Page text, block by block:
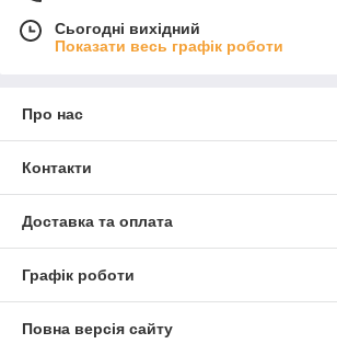
Сьогодні вихідний
Показати весь графік роботи
Про нас
Контакти
Доставка та оплата
Графік роботи
Повна версія сайту